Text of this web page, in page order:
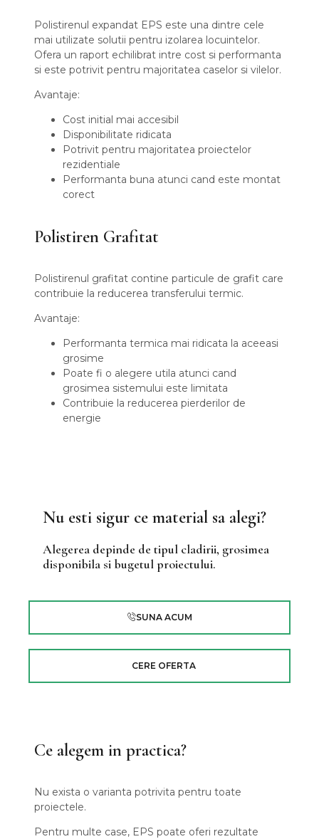
Polistirenul expandat EPS este una dintre cele
mai utilizate solutii pentru izolarea locuintelor.
Ofera un raport echilibrat intre cost si performanta
si este potrivit pentru majoritatea caselor si vilelor.
Avantaje:
Cost initial mai accesibil
Disponibilitate ridicata
Potrivit pentru majoritatea proiectelor
rezidentiale
Performanta buna atunci cand este montat
corect
Polistiren Grafitat
Polistirenul grafitat contine particule de grafit care
contribuie la reducerea transferului termic.
Avantaje:
Performanta termica mai ridicata la aceeasi
grosime
Poate fi o alegere utila atunci cand
grosimea sistemului este limitata
Contribuie la reducerea pierderilor de
energie
Nu esti sigur ce material sa alegi?
Alegerea depinde de tipul cladirii, grosimea
disponibila si bugetul proiectului.
SUNA ACUM
CERE OFERTA
Ce alegem in practica?
Nu exista o varianta potrivita pentru toate
proiectele.
Pentru multe case, EPS poate oferi rezultate